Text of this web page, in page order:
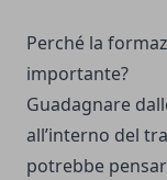
Perché la
importante?
Guadagnare
all’interno del
potrebbe